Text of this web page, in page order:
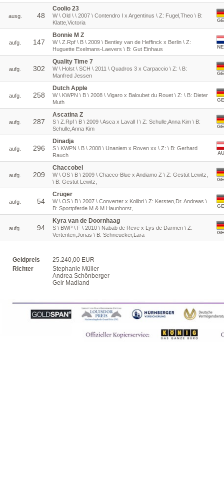
ausg. 48
Coolio 23
W \ Old \ \ 2007 \ Contendro I x Argentinus \ Z: Fugel,Theo \ B:
Klatte,Victoria
aufg. 147
Bonnie M Z
W \ Z.Rpf \ B \ 2009 \ Bentley van de Heffinck x Berlin \ Z:
Huguette Exelmans-Laevers \ B: Gut Einhaus
aufg. 302
Quality Time 7
W \ Holst \ SCH \ 2011 \ Quadros 3 x Carpaccio \ Z: \ B:
Manfred Jessen
aufg. 258
Dutch Apple
W \ KWPN \ B \ 2008 \ Vigaro x Baloubet du Rouet \ Z: \ B: Dieter
Muth
aufg. 287
Ascatina Z
S \ Z.Rpf \ B \ 2009 \ Asca x Lavall I \ Z: Schulle,Anna Kim \ B:
Schulle,Anna Kim
aufg. 296
Dinadja
S \ KWPN \ B \ 2008 \ Unaniem x Roven xx \ Z: \ B: Gerhard
Rauch
aufg. 209
Chaccobel
W \ OS \ B \ 2009 \ Chacco-Blue x Andiamo Z \ Z: Gestüt Lewitz,
\ B: Gestüt Lewitz,
aufg. 54
Crüger
W \ OS \ B \ 2007 \ Converter x Kolibri \ Z: Kersten,Dr. Andreas \
B: Sportpferde M & M Haunhorst,
aufg. 94
Kyra van de Doornhaag
S \ BWP \ F \ 2010 \ Nabab de Reve x Lys de Darmen \ Z:
Vertenten,Jonas \ B: Schneucker,Lara
Geldpreis
25.240,00 EUR
Richter
Stephanie Müller
Andrea Schönberger
Geir Madland